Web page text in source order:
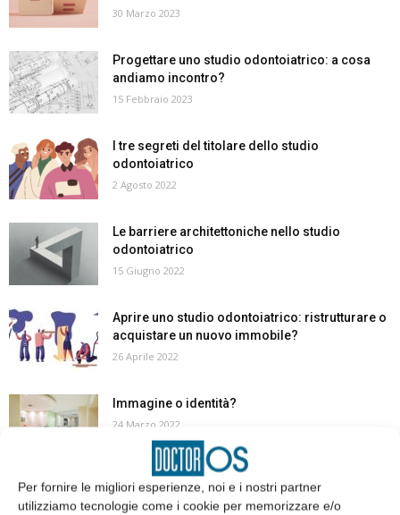
Per fornire le migliori esperienze, noi e i nostri partner
utilizziamo tecnologie come i cookie per memorizzare e/o
30 Marzo 2023
Progettare uno studio odontoiatrico: a cosa
andiamo incontro?
15 Febbraio 2023
I tre segreti del titolare dello studio
odontoiatrico
2 Agosto 2022
Le barriere architettoniche nello studio
odontoiatrico
15 Giugno 2022
Aprire uno studio odontoiatrico: ristrutturare o
acquistare un nuovo immobile?
26 Aprile 2022
Immagine o identità?
24 Marzo 2022
È vero che posso ricevere dei contributi per
installare il POS...